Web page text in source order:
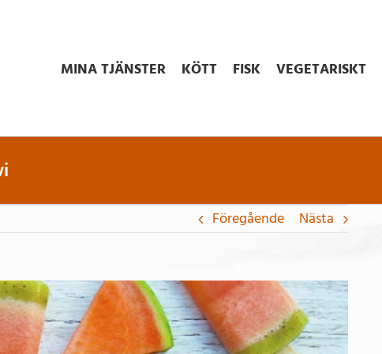
MINA TJÄNSTER KÖTT FISK VEGETARISKT
Föregående Nästa